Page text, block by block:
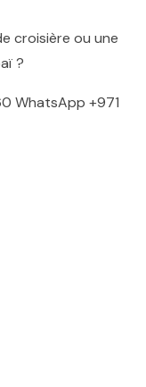
croisière ou une
?
WhatsApp +971